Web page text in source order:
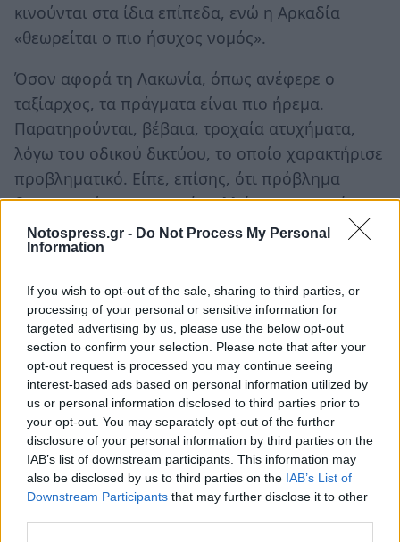
Notospress.gr - Do Not Process My Personal
Information
If you wish to opt-out of the sale, sharing to third parties, or
processing of your personal or sensitive information for
targeted advertising by us, please use the below opt-out
section to confirm your selection. Please note that after your
opt-out request is processed you may continue seeing
interest-based ads based on personal information utilized by
us or personal information disclosed to third parties prior to
your opt-out. You may separately opt-out of the further
disclosure of your personal information by third parties on the
IAB’s list of downstream participants. This information may
also be disclosed by us to third parties on the IAB’s List of
Downstream Participants that may further disclose it to other
κινούνται στα ίδια επίπεδα, ενώ η Αρκαδία
«θεωρείται ο πιο ήσυχος νομός».
Όσον αφορά τη Λακωνία, όπως ανέφερε ο
ταξίαρχος, τα πράγματα είναι πιο ήρεμα.
Παρατηρούνται, βέβαια, τροχαία ατυχήματα,
λόγω του οδικού δικτύου, το οποίο χαρακτήρισε
προβληματικό. Είπε, επίσης, ότι πρόβλημα
δημιουργεί η παραμονή πολλών μεταναστών και
Ρομά στη Σκάλα και τη γύρω περιοχή.
προκειμένου να ελαχιστοποιηθούν τα
προβλήματα και να αυξηθεί το αίσθημα
ασφάλειας των πολιτών.